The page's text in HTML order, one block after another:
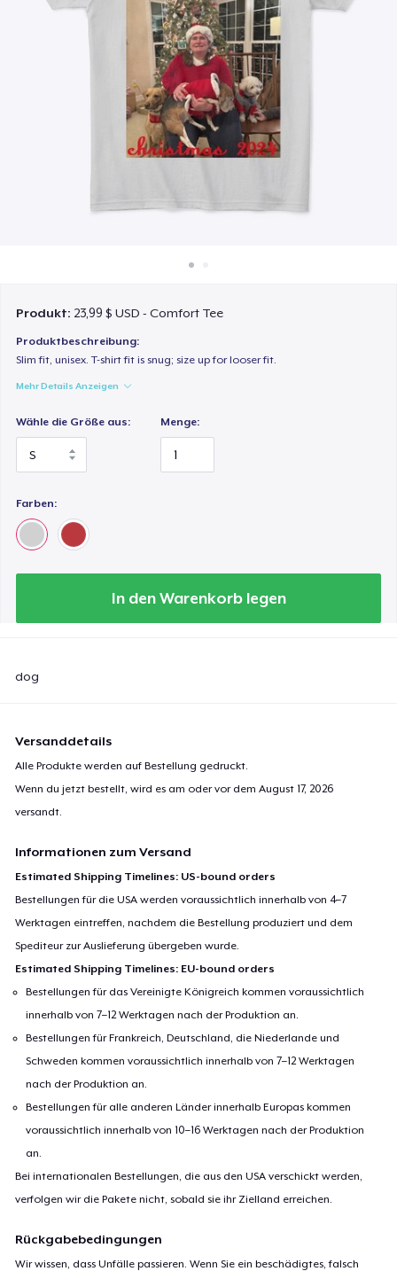
Überall verkaufen
Etwas verkaufen
Produkt: 23,99 $ USD - Comfort Tee
Produktbeschreibung:
Slim fit, unisex. T-shirt fit is snug; size up for looser fit.
Mehr Details Anzeigen
Wähle die Größe aus: Menge:
Farben:
In den Warenkorb legen
dog
Versanddetails
Alle Produkte werden auf Bestellung gedruckt.
Wenn du jetzt bestellt, wird es am oder vor demAugust 17, 2026
versandt.
Informationen zum Versand
Estimated Shipping Timelines: US-bound orders
Bestellungen für die USA werden voraussichtlich innerhalb von 4–7
Werktagen eintreffen, nachdem die Bestellung produziert und dem
Spediteur zur Auslieferung übergeben wurde.
Estimated Shipping Timelines: EU-bound orders
Bestellungen für das Vereinigte Königreich kommen voraussichtlich
innerhalb von 7–12 Werktagen nach der Produktion an.
Bestellungen für Frankreich, Deutschland, die Niederlande und
Schweden kommen voraussichtlich innerhalb von 7–12 Werktagen
nach der Produktion an.
Bestellungen für alle anderen Länder innerhalb Europas kommen
voraussichtlich innerhalb von 10–16 Werktagen nach der Produktion
an.
Bei internationalen Bestellungen, die aus den USA verschickt werden,
verfolgen wir die Pakete nicht, sobald sie ihr Zielland erreichen.
Rückgabebedingungen
Wir wissen, dass Unfälle passieren. Wenn Sie ein beschädigtes, falsch